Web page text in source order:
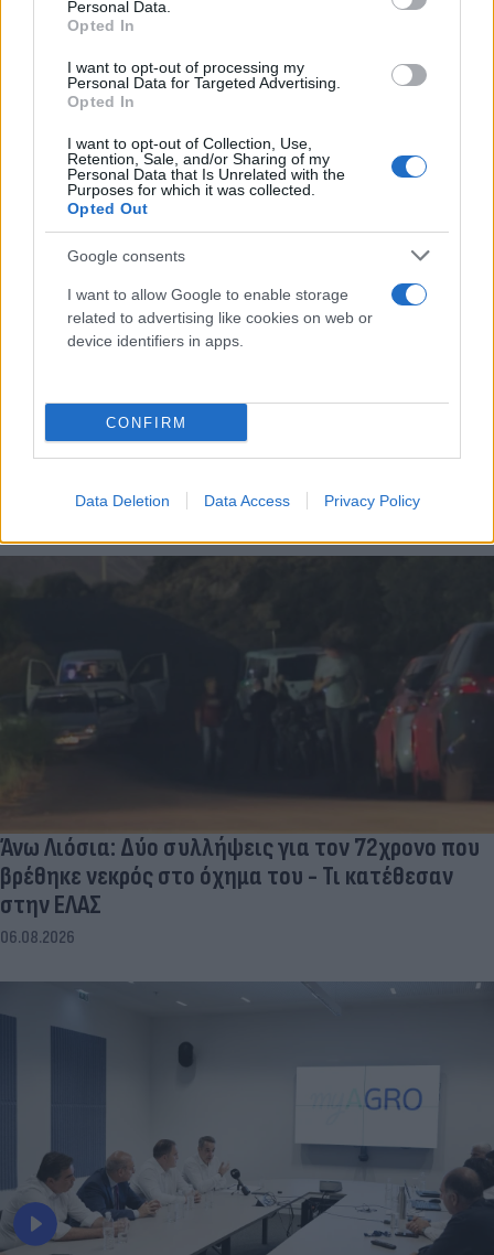
Personal Data.
Opted In
I want to opt-out of processing my
Personal Data for Targeted Advertising.
Opted In
I want to opt-out of Collection, Use,
Retention, Sale, and/or Sharing of my
Personal Data that Is Unrelated with the
Purposes for which it was collected.
Opted Out
Google consents
I want to allow Google to enable storage
related to advertising like cookies on web or
device identifiers in apps.
CONFIRM
Data Deletion Data Access Privacy Policy
Η Ελλάδα αποκτά το νέο Canadair 515: Οι πρώτες
εικόνες από το αεροπλάνο που επιχειρεί και τη
06.08.2026
Θλίψη και οδύνη στην κηδεία του Λάκη Χαλκιά -
Άνω Λιόσια: Δύο συλλήψεις για τον 72χρονο που
βρέθηκε νεκρός στο όχημα του - Τι κατέθεσαν
στην ΕΛΑΣ
06.08.2026